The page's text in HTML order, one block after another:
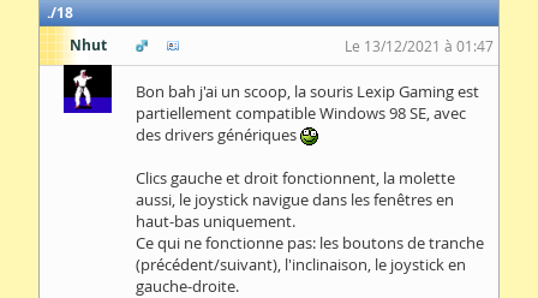
18
Nhut
Le 13/12/2021 à 01:47
Bon bah j'ai un scoop, la souris Lexip Gaming est
partiellement compatible Windows 98 SE, avec
des drivers génériques
Clics gauche et droit fonctionnent, la molette
aussi, le joystick navigue dans les fenêtres en
haut-bas uniquement.
Ce qui ne fonctionne pas: les boutons de tranche
(précédent/suivant), l'inclinaison, le joystick en
gauche-droite.